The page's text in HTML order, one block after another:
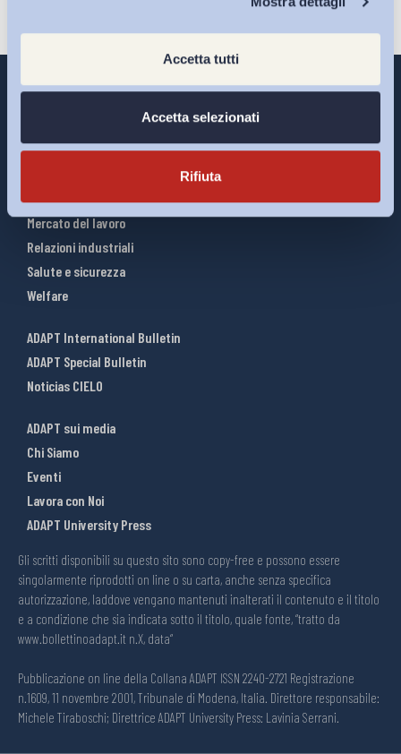
Accetta tutti
Accetta selezionati
Rifiuta
Interventi ADAPT
Riforme del lavoro
Mercato del lavoro
Relazioni industriali
Salute e sicurezza
Welfare
ADAPT International Bulletin
ADAPT Special Bulletin
Noticias CIELO
ADAPT sui media
Chi Siamo
Eventi
Lavora con Noi
ADAPT University Press
Gli scritti disponibili su questo sito sono copy-free e possono essere
singolarmente riprodotti on line o su carta, anche senza specifica
autorizzazione, laddove vengano mantenuti inalterati il contenuto e il titolo
e a condizione che sia indicata sotto il titolo, quale fonte, “tratto da
www.bollettinoadapt.it n.X, data“
Pubblicazione on line della Collana ADAPT ISSN 2240-2721 Registrazione
n.1609, 11 novembre 2001, Tribunale di Modena, Italia. Direttore responsabile:
Michele Tiraboschi; Direttrice ADAPT University Press: Lavinia Serrani.